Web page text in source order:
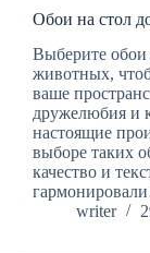
Обои на стол
Выберите
животных,
ваше
дружелюбия и
настоящие
выборе таких
качество и
writer